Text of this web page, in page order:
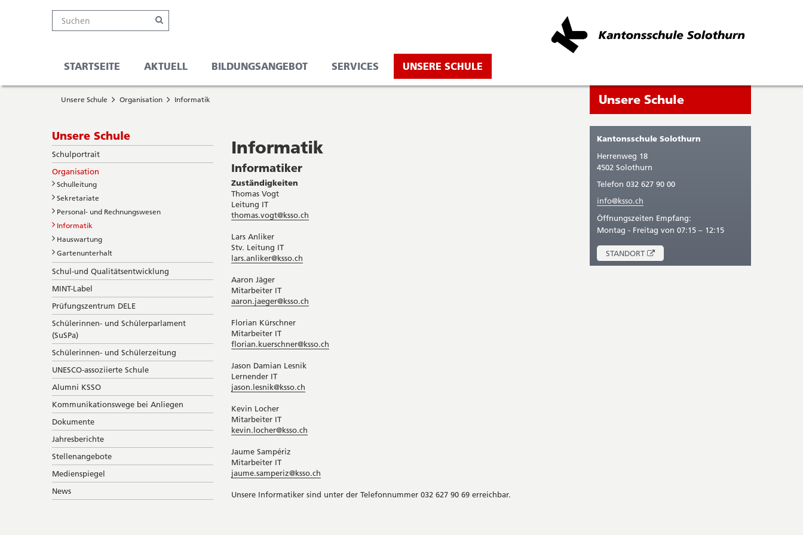
Kanton
Solothurn
Suche
Online-
Schalter
Navigation
Suche
Hauptnavigation
STARTSEITE AKTUELL BILDUNGSANGEBOT SERVICES UNSERE SCHULE
Service-
Navigation
Sie
befinden
Unsere Schule Organisation Informatik
Subnavigation
Unsere Schule
Schulportrait
Organisation
Schulleitung
Sekretariate
Personal- und Rechnungswesen
Informatik
Hauswartung
Gartenunterhalt
Schul-und Qualitätsentwicklung
MINT-Label
Prüfungszentrum DELE
Schülerinnen- und Schülerparlament
(SuSPa)
Schülerinnen- und Schülerzeitung
UNESCO-assoziierte Schule
Alumni KSSO
Kommunikationswege bei Anliegen
Dokumente
Jahresberichte
Stellenangebote
Medienspiegel
News
Informatik
Informatiker
Zuständigkeiten
Thomas Vogt
Leitung IT
thomas.vogt@ksso.ch
Lars Anliker
Stv. Leitung IT
lars.anliker@ksso.ch
Aaron Jäger
Mitarbeiter IT
aaron.jaeger@ksso.ch
Florian Kürschner
Mitarbeiter IT
florian.kuerschner@ksso.ch
Jason Damian Lesnik
Lernender IT
jason.lesnik@ksso.ch
Kevin Locher
Mitarbeiter IT
kevin.locher@ksso.ch
Jaume Sampériz
Mitarbeiter IT
jaume.samperiz@ksso.ch
Unsere Informatiker sind unter der Telefonnummer 032 627 90 69 erreichbar.
Sie
befinden
sich
in:
Unsere Schule
Seitenleiste
Kantonsschule Solothurn
Herrenweg 18
4502 Solothurn
Telefon 032 627 90 00
info@ksso.ch
Öffnungszeiten Empfang:
Montag - Freitag von 07:15 – 12:15
STANDORT
ÖFFNET
IN